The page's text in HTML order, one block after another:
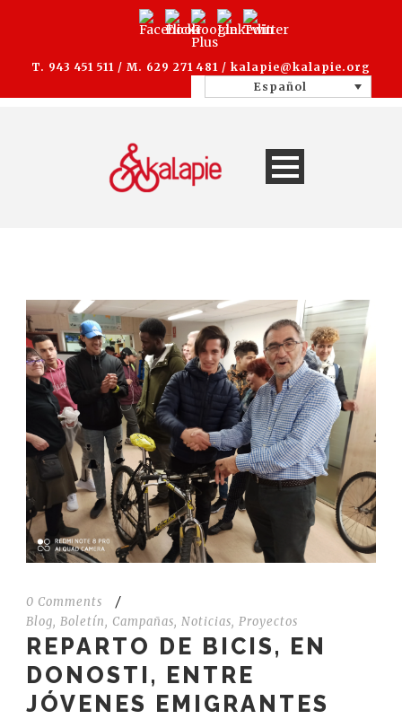
T. 943 451 511 / M. 629 271 481 / kalapie@kalapie.org
Español
0 Comments
/
Blog, Boletín, Campañas, Noticias, Proyectos
REPARTO DE BICIS, EN
DONOSTI, ENTRE
JÓVENES EMIGRANTES